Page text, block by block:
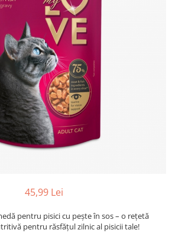
45,99 Lei
pentru pisici cu pește în sos – o rețetă
pentru răsfățul zilnic al pisicii tale!